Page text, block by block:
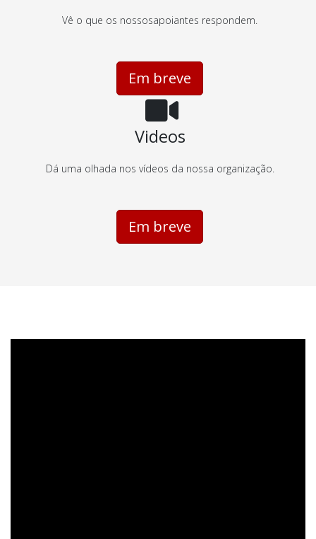
Vê o que os nossosapoiantes respondem.
Em breve
Videos
Dá uma olhada nos vídeos da nossa organização.
Em breve